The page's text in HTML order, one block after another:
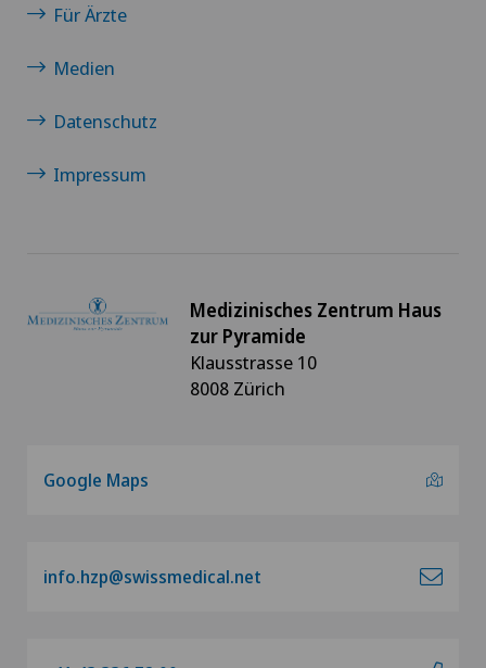
Für Ärzte
Medien
Datenschutz
Impressum
Medizinisches Zentrum Haus
zur Pyramide
Klausstrasse 10
8008 Zürich
Google Maps
info.hzp@swissmedical.net